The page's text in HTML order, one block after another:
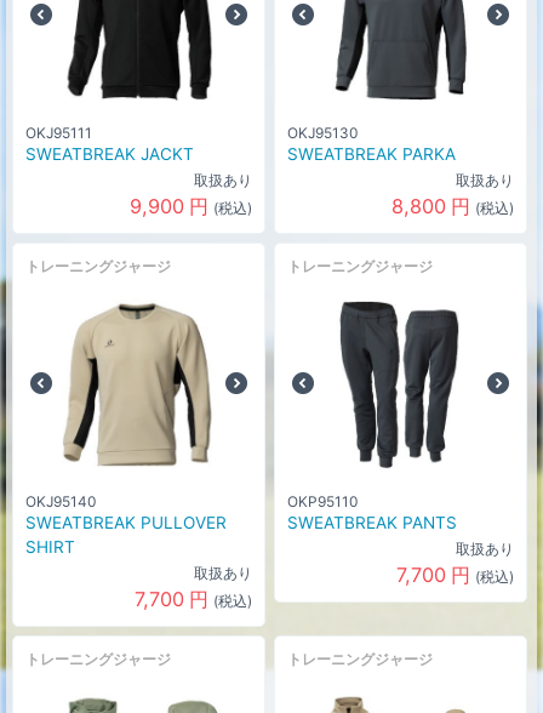
OKJ95111
SWEATBREAK JACKT
取扱あり
9,900 円 (税込)
OKJ95130
SWEATBREAK PARKA
取扱あり
8,800 円 (税込)
トレーニングジャージ
OKJ95140
SWEATBREAK PULLOVER
SHIRT
取扱あり
7,700 円 (税込)
トレーニングジャージ
OKP95110
SWEATBREAK PANTS
取扱あり
7,700 円 (税込)
トレーニングジャージ トレーニングジャージ